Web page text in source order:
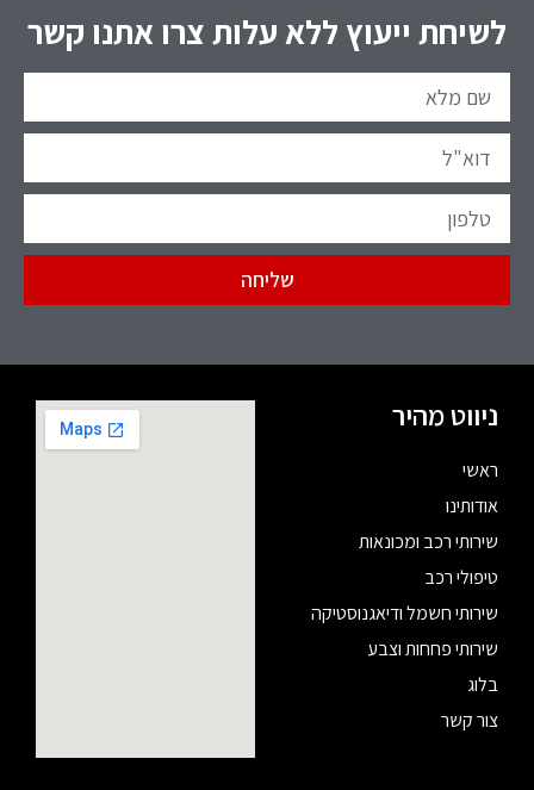
לשיחת ייעוץ ללא עלות צרו אתנו קשר
שליחה
ניווט מהיר
ראשי
אודותינו
שירותי רכב ומכונאות
טיפולי רכב
שירותי חשמל ודיאגנוסטיקה
שירותי פחחות וצבע
בלוג
צור קשר